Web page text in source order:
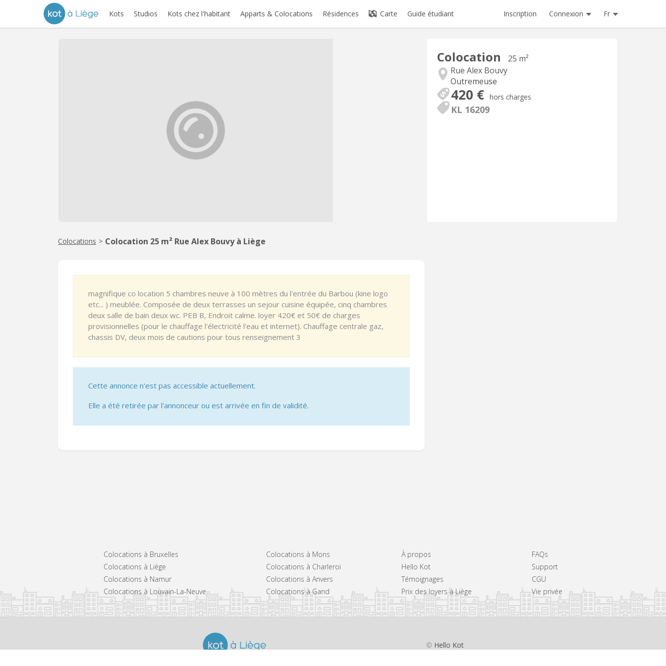
Kots Studios Kots chez l'habitant Apparts & Colocations Résidences Carte Guide étudiant Inscription Connexion Fr
Colocation
25 m²
Rue Alex Bouvy
Outremeuse
420 € hors charges
KL 16209
Colocations > Colocation 25 m² Rue Alex Bouvy à Liège
magnifique co location 5 chambres neuve à 100 mètres du l'entrée du Barbou (kine logo
etc... ) meublée. Composée de deux terrasses un sejour cuisine équipée, cinq chambres
deux salle de bain deux wc. PEB B, Endroit calme. loyer 420€ et 50€ de charges
provisionnelles (pour le chauffage l'électricité l'eau et internet). Chauffage centrale gaz,
chassis DV, deux mois de cautions pour tous renseignement 3
Cette annonce n'est pas accessible actuellement.
Elle a été retirée par l'annonceur ou est arrivée en fin de validité.
Colocations à Bruxelles
Colocations à Liège
Colocations à Namur
Colocations à Louvain-La-Neuve
Colocations à Mons
Colocations à Charleroi
Colocations à Anvers
Colocations à Gand
À propos
Hello Kot
Témoignages
Prix des loyers à Liège
FAQs
Support
CGU
Vie privée
© Hello Kot